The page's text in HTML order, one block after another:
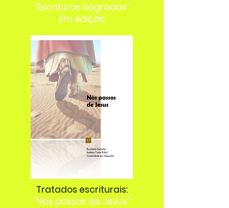
"Escrituras Sagradas"
Em edição
Tratados escriturais:
"Nos passos de Jesus"